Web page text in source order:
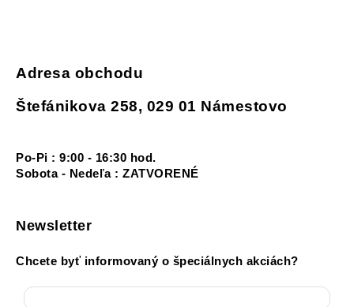
Adresa obchodu
Štefánikova 258, 029 01 Námestovo
Po-Pi : 9:00 - 16:30 hod.
Sobota - Nedeľa : ZATVORENÉ
Newsletter
Chcete byť informovaný o špeciálnych akciách?